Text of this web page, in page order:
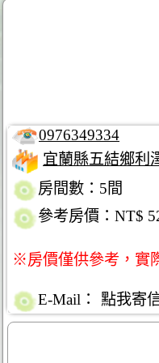
0976349334
宜蘭縣五結鄉利
房間數：5間
參考房價：NT$
※房價僅供參考，實
E-Mail： 點我寄